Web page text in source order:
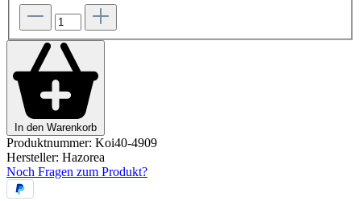
In den Warenkorb
Produktnummer: Koi40-4909
Hersteller: Hazorea
Noch Fragen zum Produkt?